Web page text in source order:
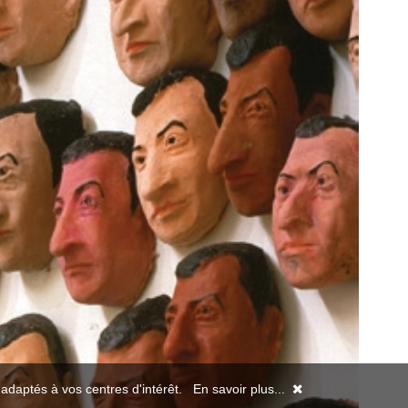
à vos centres d'intérêt. En savoir plus...